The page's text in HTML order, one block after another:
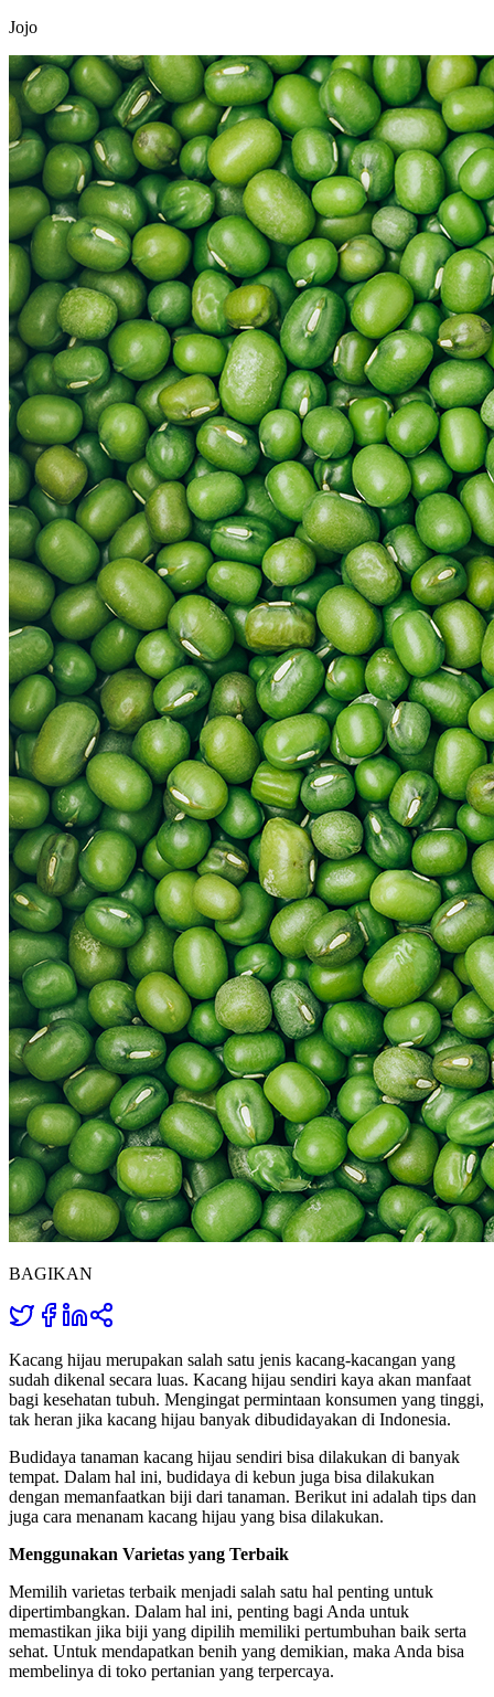
Jojo
BAGIKAN
Kacang hijau merupakan salah satu jenis kacang-kacangan yang
sudah dikenal secara luas. Kacang hijau sendiri kaya akan manfaat
bagi kesehatan tubuh. Mengingat permintaan konsumen yang tinggi,
tak heran jika kacang hijau banyak dibudidayakan di Indonesia.
Budidaya tanaman kacang hijau sendiri bisa dilakukan di banyak
tempat. Dalam hal ini, budidaya di kebun juga bisa dilakukan
dengan memanfaatkan biji dari tanaman. Berikut ini adalah tips dan
juga cara menanam kacang hijau yang bisa dilakukan.
Menggunakan Varietas yang Terbaik
Memilih varietas terbaik menjadi salah satu hal penting untuk
dipertimbangkan. Dalam hal ini, penting bagi Anda untuk
memastikan jika biji yang dipilih memiliki pertumbuhan baik serta
sehat. Untuk mendapatkan benih yang demikian, maka Anda bisa
membelinya di toko pertanian yang terpercaya.